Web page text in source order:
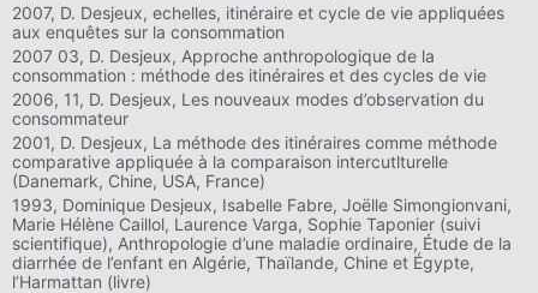
2007, D. Desjeux, echelles, itinéraire et cycle de vie appliquées
aux enquêtes sur la consommation
2007 03, D. Desjeux, Approche anthropologique de la
consommation : méthode des itinéraires et des cycles de vie
2006, 11, D. Desjeux, Les nouveaux modes d’observation du
consommateur
2001, D. Desjeux, La méthode des itinéraires comme méthode
comparative appliquée à la comparaison intercutlturelle
(Danemark, Chine, USA, France)
1993, Dominique Desjeux, Isabelle Fabre, Joëlle Simongionvani,
Marie Hélène Caillol, Laurence Varga, Sophie Taponier (suivi
scientifique), Anthropologie d’une maladie ordinaire, Étude de la
diarrhée de l’enfant en Algérie, Thaïlande, Chine et Égypte,
l’Harmattan (livre)